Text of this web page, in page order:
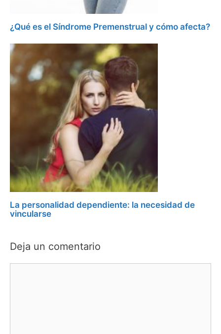
¿Qué es el Síndrome Premenstrual y cómo afecta?
La personalidad dependiente: la necesidad de
vincularse
Deja un comentario